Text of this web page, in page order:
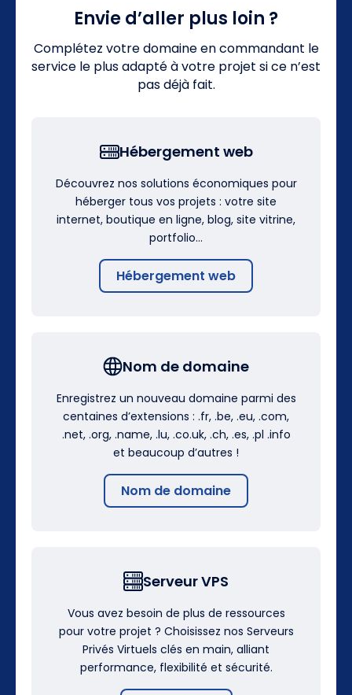
Envie d’aller plus loin ?
Complétez votre domaine en commandant le
service le plus adapté à votre projet si ce n’est
pas déjà fait.
Hébergement web
Découvrez nos solutions économiques pour
héberger tous vos projets : votre site
internet, boutique en ligne, blog, site vitrine,
portfolio…
Hébergement web
Nom de domaine
Enregistrez un nouveau domaine parmi des
centaines d’extensions : .fr, .be, .eu, .com,
.net, .org, .name, .lu, .co.uk, .ch, .es, .pl .info
et beaucoup d’autres !
Nom de domaine
Serveur VPS
Vous avez besoin de plus de ressources
pour votre projet ? Choisissez nos Serveurs
Privés Virtuels clés en main, alliant
performance, flexibilité et sécurité.